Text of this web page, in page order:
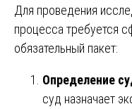
Для проведения
процесса требуется
обязательный пакет:
Определение
суд назначает